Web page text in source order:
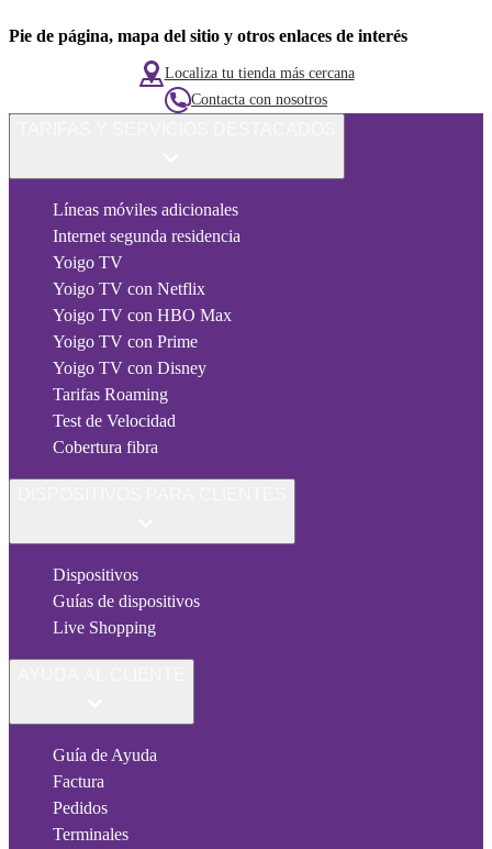
Pie de página, mapa del sitio y otros enlaces de interés
Localiza tu tienda más cercana
Contacta con nosotros
Líneas móviles adicionales
Internet segunda residencia
Yoigo TV
Yoigo TV con Netflix
Yoigo TV con HBO Max
Yoigo TV con Prime
Yoigo TV con Disney
Tarifas Roaming
Test de Velocidad
Cobertura fibra
Dispositivos
Guías de dispositivos
Live Shopping
Guía de Ayuda
Factura
Pedidos
Terminales